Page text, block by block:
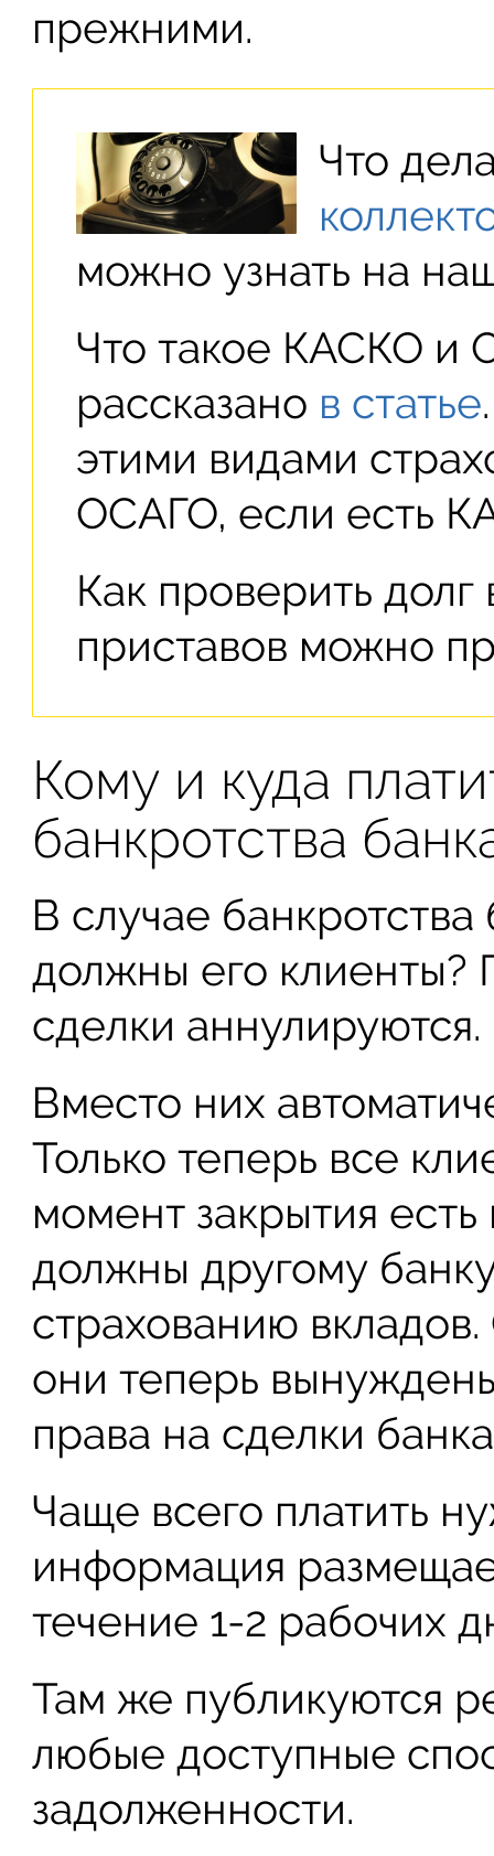
прежними.
Что
можно узнать на
Что такое КАСКО и
рассказано в статье
этими видами
ОСАГО, если есть
Как проверить
приставов можно
Кому и куда
банкротства
В случае
должны его клиенты?
сделки аннулируются.
Вместо них
Только теперь все
момент закрытия
должны другому
страхованию
они теперь
права на сделки
Чаще всего платить
информация
течение 1-2 рабочих
Там же публикуются
любые доступные
задолженности.